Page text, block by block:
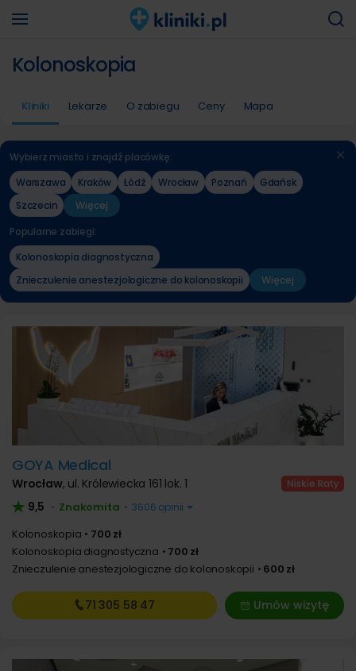
Kolonoskopia
Kliniki Lekarze O zabiegu Ceny Mapa
Wybierz miasto i znajdź placówkę:
Warszawa
Kraków Łódź Wrocław Poznań
Gdańsk
Szczecin
Więcej
Popularne zabiegi:
Kolonoskopia diagnostyczna
Znieczulenie anestezjologiczne do kolonoskopii
Więcej
GOYA Medical
Wrocław, ul. Królewiecka 161 lok. 1
9,5 • Znakomita • 3606 opinii
Kolonoskopia
700 zł
Kolonoskopia diagnostyczna
700 zł
Znieczulenie anestezjologiczne do kolonoskopii
600 zł
Umów wizytę
71 305 58 47